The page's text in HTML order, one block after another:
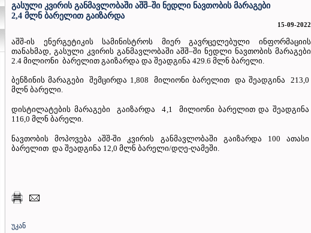
გასული კვირის განმავლობაში აშშ–ში ნედლი ნავთობის მარაგები
2,4 მლნ ბარელით გაიზარდა
15-09-2022
აშშ-ის ენერგეტიკის სამინისტროს მიერ გავრცელებული ინფორმაციის
თანახმად, გასული კვირის განმავლობაში აშშ–ში ნედლი ნავთობის მარაგები
2.4 მილიონი ბარელით გაიზარდა და შეადგინა 429.6 მლნ ბარელი.
ბენზინის მარაგები შემცირდა 1,808 მილიონი ბარელით და შეადგინა 213,0
მლნ ბარელი.
დისტილატების მარაგები გაიზარდა 4,1 მილიონი ბარელით და შეადგინა
116,0 მლნ ბარელი.
ნავთობის მოპოვება აშშ-ში კვირის განმავლობაში გაიზარდა 100 ათასი
ბარელით და შეადგინა 12,0 მლნ ბარელი/დღე-ღამეში.
უკან